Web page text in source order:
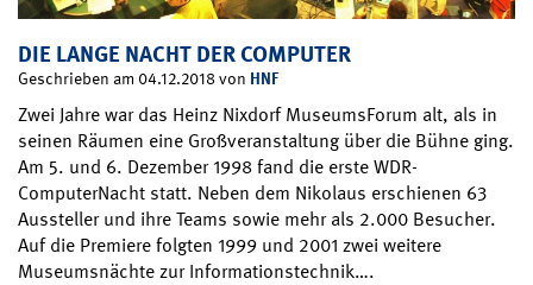
DIE LANGE NACHT DER COMPUTER
Geschrieben am 04.12.2018 von HNF
Zwei Jahre war das Heinz Nixdorf MuseumsForum alt, als in
seinen Räumen eine Großveranstaltung über die Bühne ging.
Am 5. und 6. Dezember 1998 fand die erste WDR-
ComputerNacht statt. Neben dem Nikolaus erschienen 63
Aussteller und ihre Teams sowie mehr als 2.000 Besucher.
Auf die Premiere folgten 1999 und 2001 zwei weitere
Museumsnächte zur Informationstechnik….